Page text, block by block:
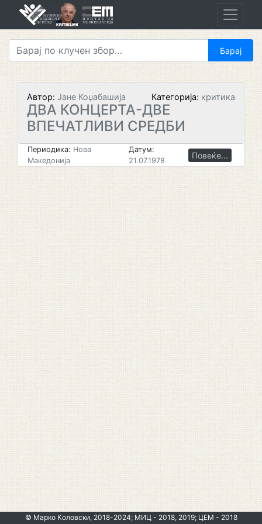
Автор: Јане Коџабашија Категорија: критика
ДВА КОНЦЕРТА-ДВЕ
ВПЕЧАТЛИВИ СРЕДБИ
Периодика: Нова
Македонија
Датум:
21.07.1978
Повеќе...
© Марко Коловски, 2018-2024; МИЦ - 2018, 2019; ЦЕМ - 2018